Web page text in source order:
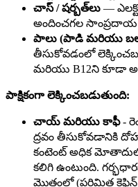
చాస్ / షర్బత్‌లు —
అందించగల
పాలు (పాడి మరియు
తీసుకోవడంలో
మరియు B12ని కూడా
పాక్షికంగా లెక్కించబడుతుంది:
చాయ్ మరియు కాఫీ-
ద్రవం తీసుకోవడానికి
కంటెంట్ అధిక
కలిగి ఉంటుంది.
మొత్తంలో (పరిమిత కెఫిన్,